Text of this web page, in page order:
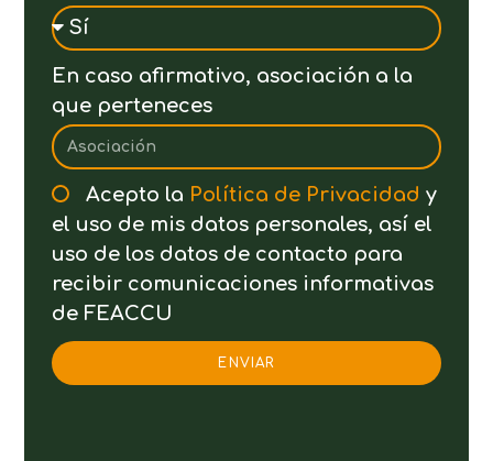
En caso afirmativo, asociación a la
que perteneces
Acepto la Política de Privacidad y
el uso de mis datos personales, así el
uso de los datos de contacto para
recibir comunicaciones informativas
de FEACCU
ENVIAR